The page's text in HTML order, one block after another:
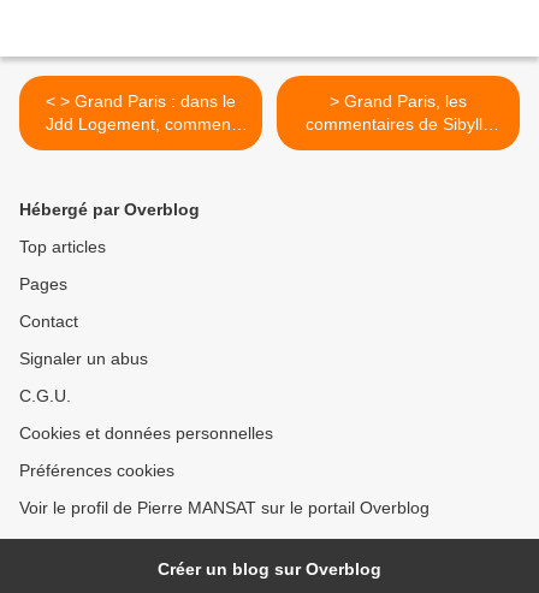
< > Grand Paris : dans le
Jdd Logement, comment
innover
> Grand Paris, les
commentaires de Sibylle
Vincendon sur la lettre
Hébergé par Overblog
Top articles
Pages
Contact
Signaler un abus
C.G.U.
Cookies et données personnelles
Préférences cookies
Voir le profil de Pierre MANSAT sur le portail Overblog
Créer un blog sur Overblog